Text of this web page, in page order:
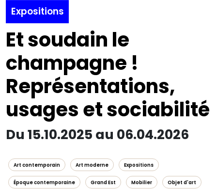
Expositions
Et soudain le
champagne !
Représentations,
usages et sociabilité
Du 15.10.2025 au 06.04.2026
Art contemporain Art moderne Expositions
Époque contemporaine Grand Est Mobilier Objet d'art